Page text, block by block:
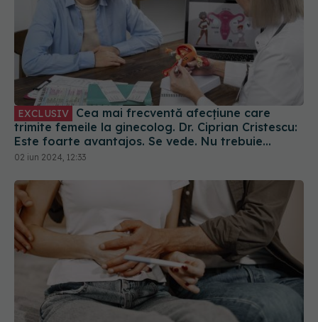
EXCLUSIV
Cea mai frecventă afecțiune care
trimite femeile la ginecolog. Dr. Ciprian Cristescu:
Este foarte avantajos. Se vede. Nu trebuie
analiză imagistică
02 iun 2024, 12:33